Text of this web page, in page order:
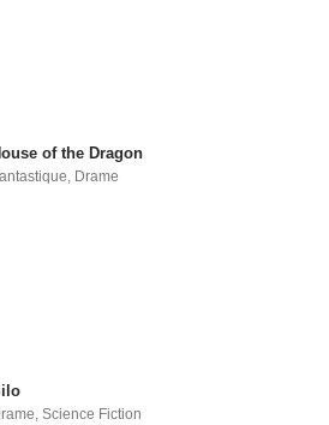
of the Dragon
Drame
,Science Fiction